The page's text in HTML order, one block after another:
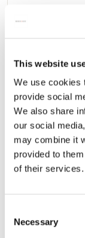
This website
We use cookies
provide social
We also share
our social
may combine it
provided to
of their services.
Selection
Necessary
Kolk,
€ 3,50
Alle anzeigen